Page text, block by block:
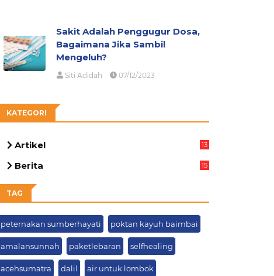
Sakit Adalah Penggugur Dosa,
Bagaimana Jika Sambil
Mengeluh?
Siti Adidah 07/12/2023
KATEGORI
Artikel
13
Berita
15
TAG
peternakan sumberhayati poktan kayuh baimbai
amalansunnah paketlebaran selfhealing
acehsumatra dalil air untuk lombok